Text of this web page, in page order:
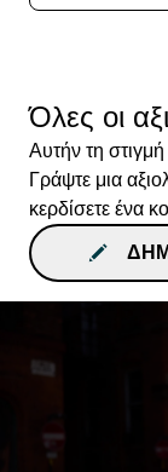
Όλες οι
Αυτήν τη
Γράψτε μια
κερδίσετε ένα